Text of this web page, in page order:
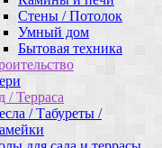
Стены / Потолок
Умный дом
Бытовая техника
/ Терраса
/ Табуреты /